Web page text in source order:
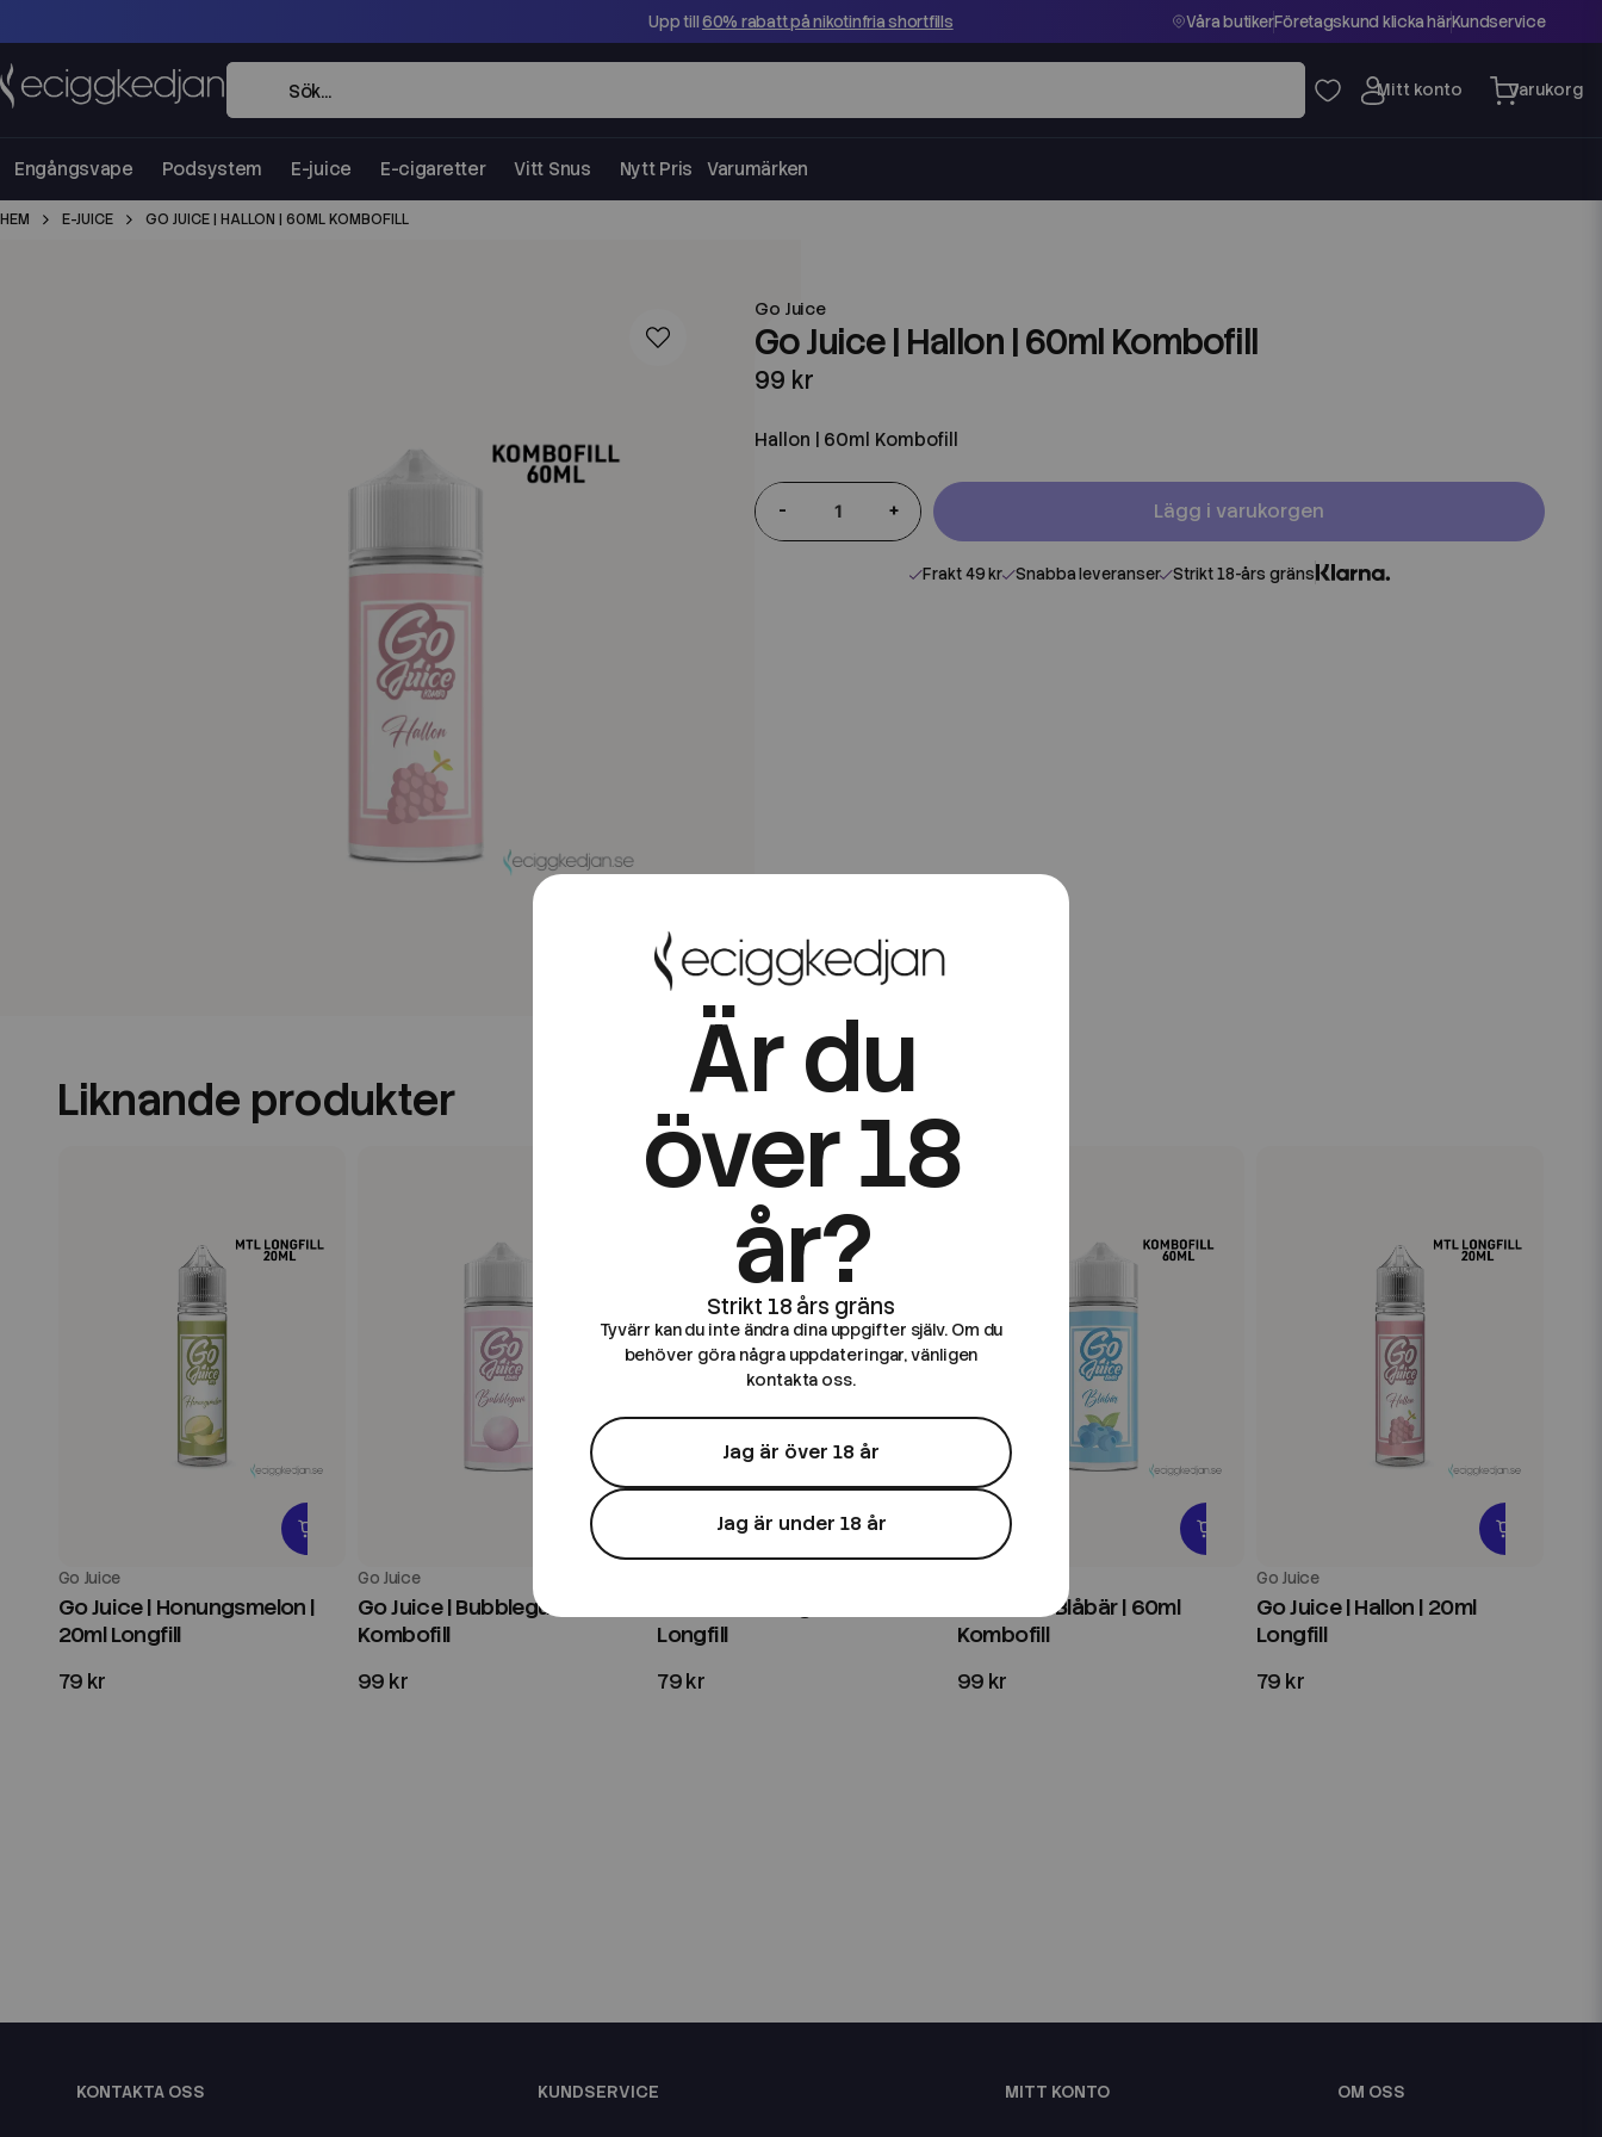
Upp till60% rabatt på nikotinfria shortfills Våra butikerFöretagskund klicka härKundservice
Engångsvape Podsystem E-juice E-cigaretter Vitt Snus Nytt Pris Varumärken
HEM E-JUICE GO JUICE | HALLON | 60ML KOMBOFILL
Go Juice
Go Juice | Hallon | 60ml Kombofill
99 kr
Hallon | 60ml Kombofill
- + Lägg i varukorgen
Frakt 49 kr Snabba leveranser Strikt 18-års gräns
Liknande produkter
Go Juice
Go Juice | Honungsmelon |
20ml Longfill
79 kr
Go Juice
Go Juice | Bubblegum | 60ml
Kombofill
99 kr
Longfill
79 kr
Go Juice | Blåbär | 60ml
Kombofill
99 kr
Go Juice
Go Juice | Hallon | 20ml
Longfill
79 kr
Är du
över 18
år?
Tyvärr kan du inte ändra dina uppgifter själv. Om du
behöver göra några uppdateringar, vänligen
kontakta oss.
Jag är över 18 år
Jag är under 18 år
KONTAKTA OSS KUNDSERVICE MITT KONTO OM OSS